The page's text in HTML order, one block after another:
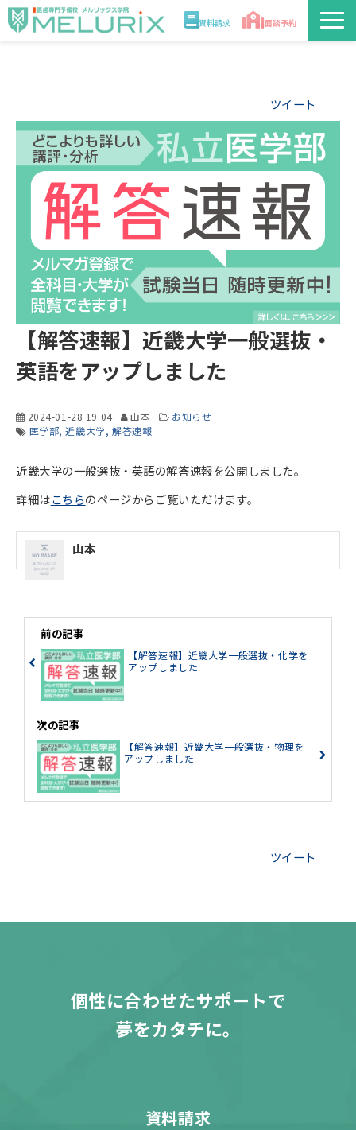
資料請求 面談予約
入学案内
合格実績・合格体験記
医学部解答速報2026
ツイート
【解答速報】近畿大学一般選抜・
英語をアップしました
2024-01-28 19:04 山本
お知らせ
医学部 近畿大学 解答速報
近畿大学の一般選抜・英語の解答速報を公開しました。
詳細はこちらのページからご覧いただけます。
山本
前の記事
【解答速報】近畿大学一般選抜・化学を
アップしました
次の記事
【解答速報】近畿大学一般選抜・物理を
アップしました
ツイート
個性に合わせたサポートで
夢をカタチに。
資料請求